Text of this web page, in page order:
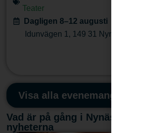
Teater
Dagligen 8–12 augusti
Idunvägen 1 , 149 31 Nynäshamn
Visa alla evenemang
Vad är på gång i Nynäshamn?
nyheterna